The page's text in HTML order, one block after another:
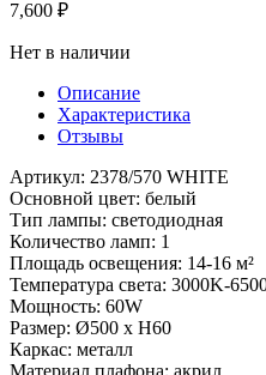
7,600 ₽
Нет в наличии
Описание
Характеристика
Отзывы
Артикул: 2378/570 WHITE
Основной цвет: белый
Тип лампы: светодиодная
Количество ламп: 1
Площадь освещения: 14-16 м²
Температура света: 3000K-
Мощность: 60W
Размер: Ø500 x H60
Каркас: металл
Материал плафона: акрил